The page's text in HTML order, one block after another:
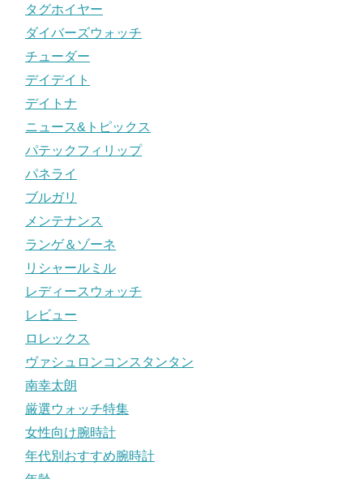
タグホイヤー
ダイバーズウォッチ
チューダー
デイデイト
デイトナ
ニュース&トピックス
パテックフィリップ
パネライ
ブルガリ
メンテナンス
ランゲ＆ゾーネ
リシャールミル
レディースウォッチ
レビュー
ロレックス
ヴァシュロンコンスタンタン
南幸太朗
厳選ウォッチ特集
女性向け腕時計
年代別おすすめ腕時計